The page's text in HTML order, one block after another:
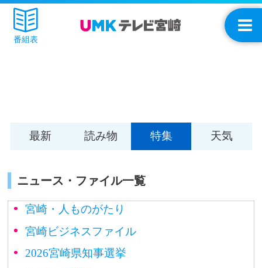
番組表
最新 読み物 特集 天気
ニュース・ファイル一覧
宮崎・人ものがたり
宮崎ビジネスファイル
2026宮崎県知事選挙